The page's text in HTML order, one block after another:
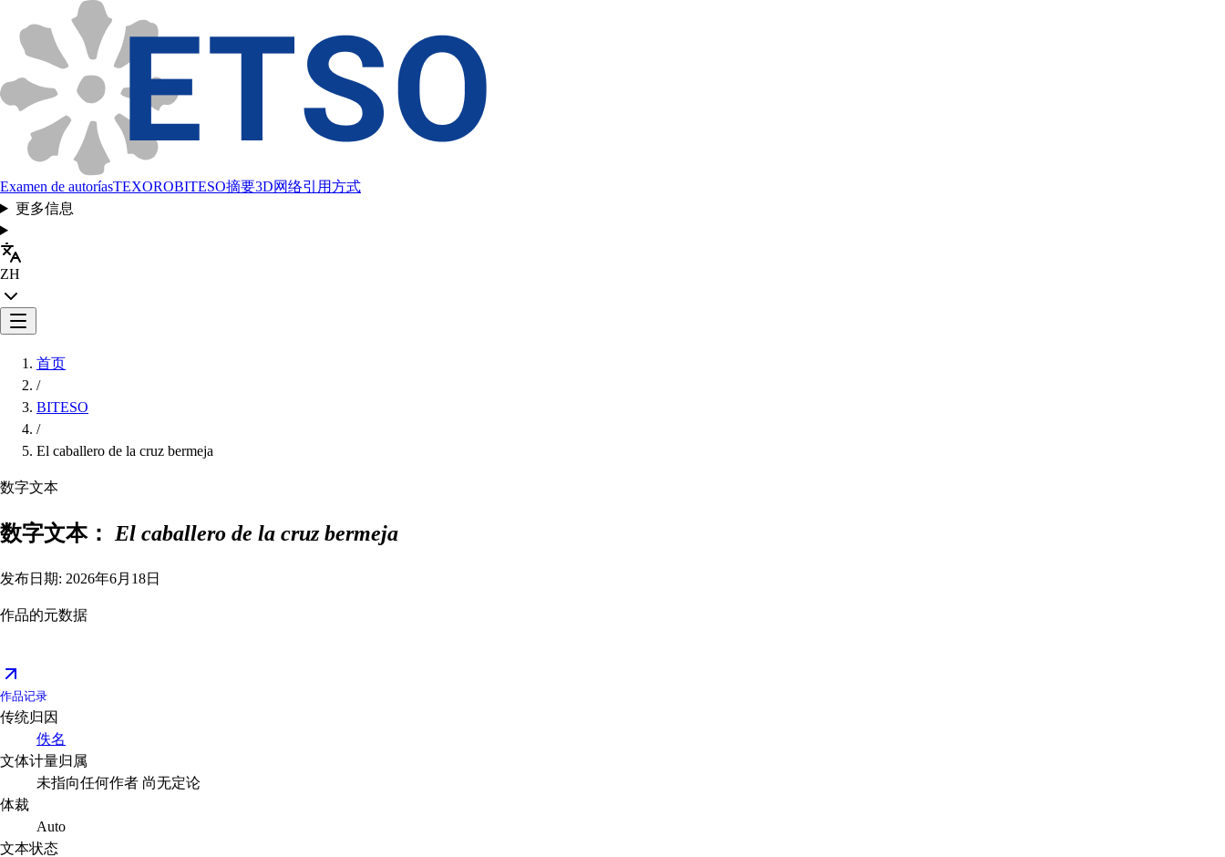
Examen de autoríasTEXOROBITESO摘要3D网络引用方式
更多信息
ZH
首页
/
BITESO
/
El caballero de la cruz bermeja
数字文本
数字文本： El caballero de la cruz bermeja
发布日期: 2026年6月18日
作品的元数据
作品记录
传统归因
佚名
文体计量归属
未指向任何作者 尚无定论
体裁
Auto
文本状态